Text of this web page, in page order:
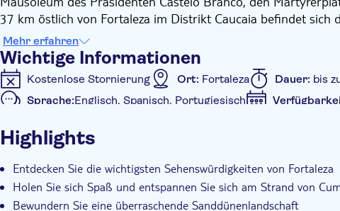
37 km östlich von Fortaleza im Distrikt Caucaia befindet
Fischerkolonie, ist Cumbuco heute ein wahres Paradies mit
von einer kleinen Oase aus grünen Kokospalmen und
Aktivitäten zur Auswahl: rustikale Floßfahrten und
bewegenden Dünen oder ein Ausflug in die lokale Sportart
Geschwindigkeitsschlitten über die riesigen Sanddünen
ausprobieren.
Bitte beachten Sie, dass diese Aktivitäten optional sind und
Mehr erfahren
Wichtige Informationen
Kostenlose Stornierung Ort: Fortaleza Dauer: bis
Sprache:Englisch, Spanisch, Portugiesisch
Sofortbestätigung
Highlights
Entdecken Sie die wichtigsten Sehenswürdigkeiten von Fortaleza
Holen Sie sich Spaß und entspannen Sie sich am Strand von
Bewundern Sie eine überraschende Sanddünenlandschaft